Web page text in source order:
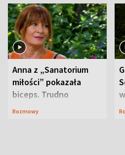
Anna z „Sanatorium
miłości” pokazała
biceps. Trudno
uwierzyć, co przeszła
Rozmowy